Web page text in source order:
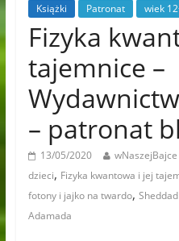
Książki Patronat wiek
Fizyka
tajemnice –
– patronat
13/05/2020 wNaszejBajce
dzieci, Fizyka kwantowa i jej
fotony i jajko na twardo,
Adamada